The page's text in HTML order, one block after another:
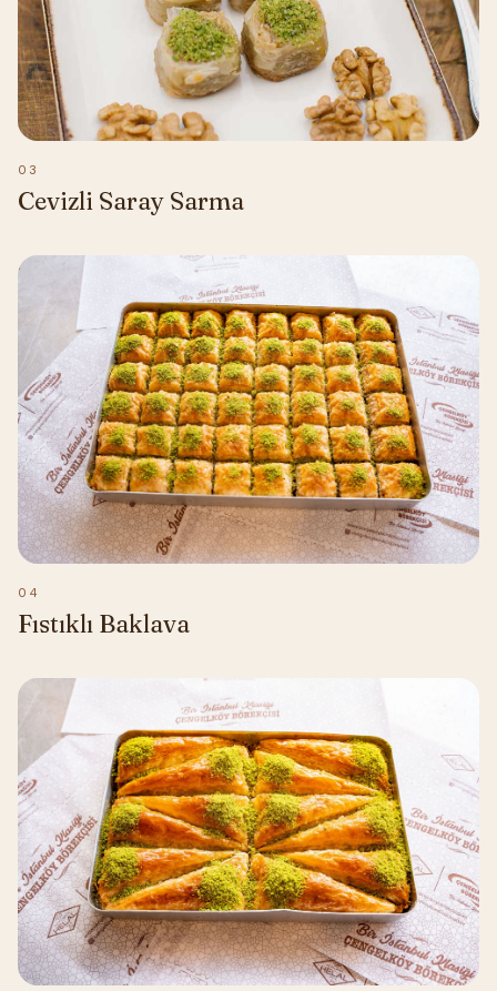
03
Cevizli Saray Sarma
04
Fıstıklı Baklava